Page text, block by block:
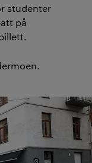
studenter
på